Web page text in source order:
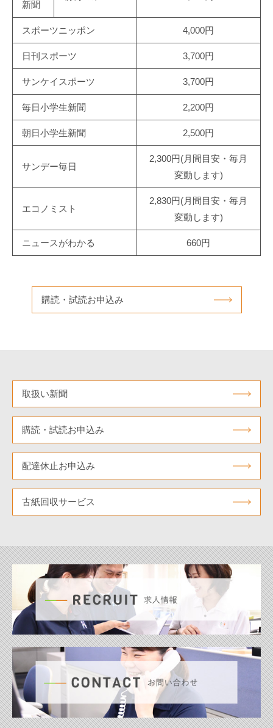
新聞
スポーツニッポン 4,000円
日刊スポーツ 3,700円
サンケイスポーツ 3,700円
毎日小学生新聞 2,200円
朝日小学生新聞 2,500円
サンデー毎日
2,300円(月間目安・毎月
変動します)
エコノミスト
2,830円(月間目安・毎月
変動します)
ニュースがわかる 660円
購読・試読お申込み
取扱い新聞
購読・試読お申込み
配達休止お申込み
古紙回収サービス